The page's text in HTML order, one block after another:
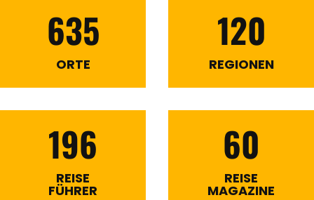
635
ORTE
120
REGIONEN
196
REISE
FÜHRER
60
REISE
MAGAZINE